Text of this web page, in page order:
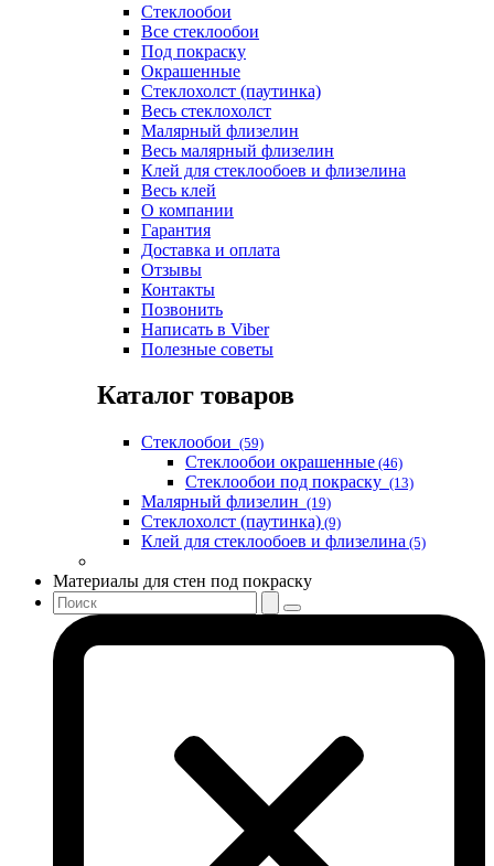
Стеклообои
Все стеклообои
Под покраску
Окрашенные
Стеклохолст (паутинка)
Весь стеклохолст
Малярный флизелин
Весь малярный флизелин
Клей для стеклообоев и флизелина
Весь клей
О компании
Гарантия
Доставка и оплата
Отзывы
Контакты
Позвонить
Написать в Viber
Полезные советы
Каталог товаров
Стеклообои (59)
Стеклообои окрашенные (46)
Стеклообои под покраску (13)
Малярный флизелин (19)
Стеклохолст (паутинка) (9)
Клей для стеклообоев и флизелина (5)
Материалы для стен под покраску